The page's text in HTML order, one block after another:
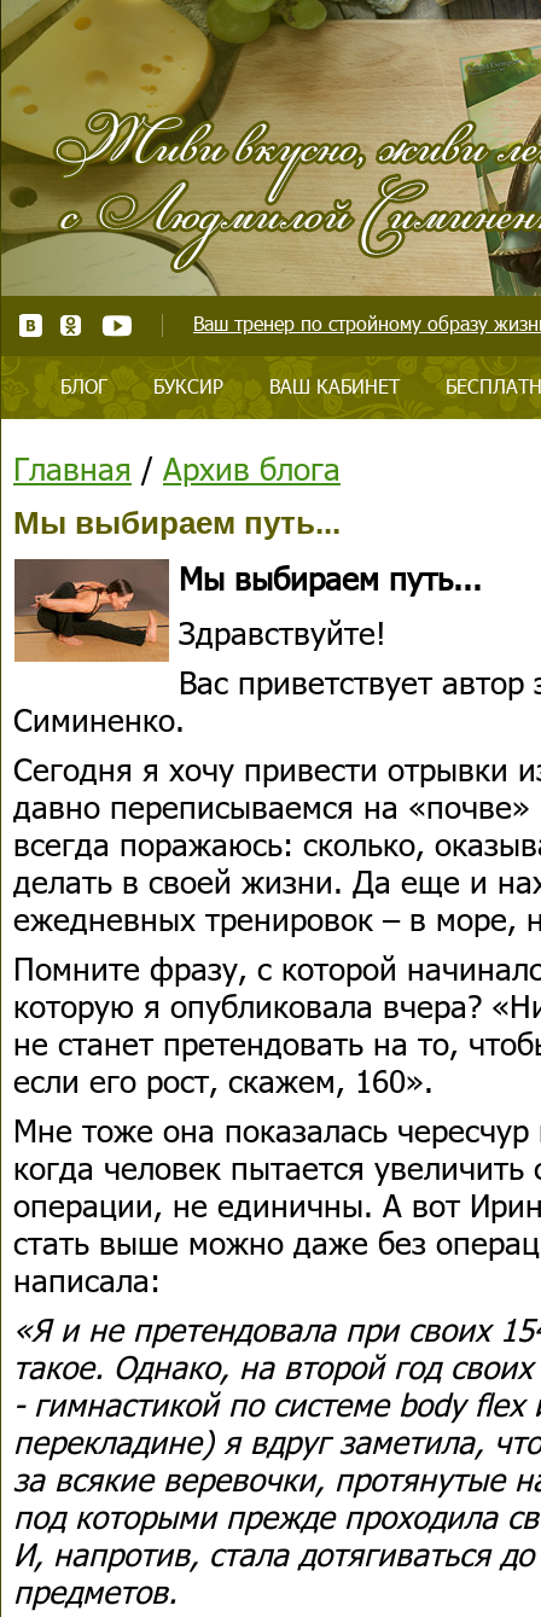
Ваш тренер по стройному образу
БЛОГ БУКСИР ВАШ КАБИНЕТ
Главная / Архив блога
Мы выбираем путь...
Мы выбираем путь...
Здравствуйте!
Вас приветствует
Симиненко.
Сегодня я хочу привести
давно переписываемся на
всегда поражаюсь: сколько,
делать в своей жизни. Да еще и
ежедневных тренировок – в море,
Помните фразу, с которой
которую я опубликовала вчера?
не станет претендовать на то,
если его рост, скажем, 160».
Мне тоже она показалась
когда человек пытается
операции, не единичны. А вот
стать выше можно даже без
написала:
«Я и не претендовала при своих
такое. Однако, на второй год
- гимнастикой по системе body flex
перекладине) я вдруг заметила,
за всякие веревочки, протянутые
под которыми прежде проходила
И, напротив, стала дотягиваться
предметов.